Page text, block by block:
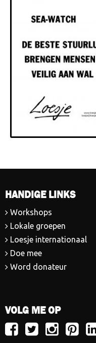
HANDIGE LINKS
Workshops
Lokale groepen
Loesje internationaal
Doe mee
Word donateur
VOLG ME OP
VolgVolgVolg